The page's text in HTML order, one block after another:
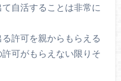
自活することは非常に
許可を親からもらえる
可がもらえない限りそ